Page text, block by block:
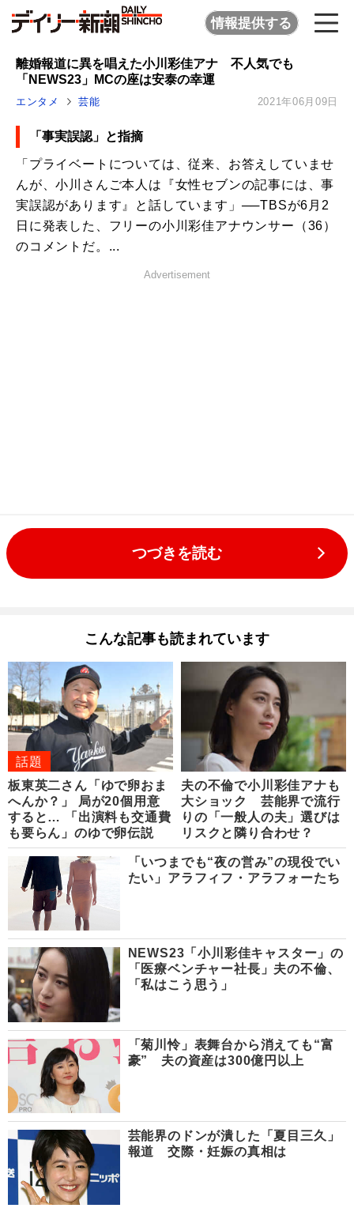
情報提供する
離婚報道に異を唱えた小川彩佳アナ 不人気でも
「NEWS23」MCの座は安泰の幸運
エンタメ 芸能 2021年06月09日
「事実誤認」と指摘
「プライベートについては、従来、お答えしていませ
んが、小川さんご本人は『女性セブンの記事には、事
実誤認があります』と話しています」──TBSが6月2
日に発表した、フリーの小川彩佳アナウンサー（36）
のコメントだ。...
Advertisement
つづきを読む
こんな記事も読まれています
話題
板東英二さん「ゆで卵おま
へんか？」 局が20個用意
すると… 「出演料も交通費
も要らん」のゆで卵伝説
夫の不倫で小川彩佳アナも
大ショック 芸能界で流行
りの「一般人の夫」選びは
リスクと隣り合わせ？
「いつまでも“夜の営み”の現役でい
たい」アラフィフ・アラフォーたち
NEWS23「小川彩佳キャスター」の
「医療ベンチャー社長」夫の不倫、
「私はこう思う」
「菊川怜」表舞台から消えても“富
豪” 夫の資産は300億円以上
芸能界のドンが潰した「夏目三久」
報道 交際・妊娠の真相は